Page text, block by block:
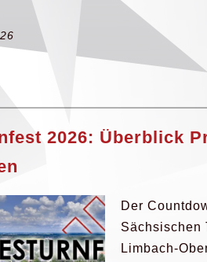
2026: Überblick
Der
Sächsischen
Limbach-